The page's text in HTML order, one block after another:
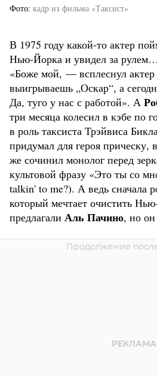
Фото кадр из фильма «Таксист»
В 1975 году какой-то актер
Нью-Йорка и увидел за
«Боже мой, — всплеснул
выигрываешь „Оскар“, а
Да, туго у нас с работой». А
три месяца колесил в кэбе по
в роль таксиста Трэйвиса
придумал для героя прическу,
же сочинил монолог перед
культовой фразу «Это ты со
talkin' to me?). А ведь сначала
который мечтает очистить
предлагали Аль Пачино, но он